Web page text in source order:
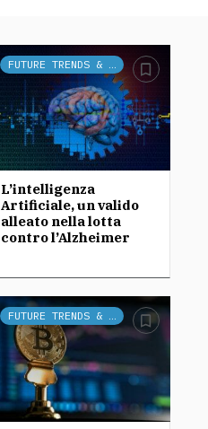
FUTURE TRENDS & TECH
L’intelligenza
Artificiale, un valido
alleato nella lotta
contro l’Alzheimer
FUTURE TRENDS & TECH